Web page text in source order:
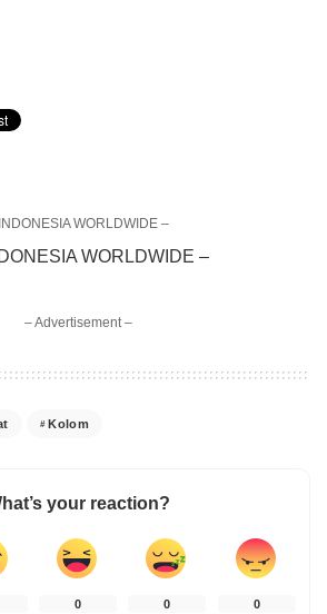
WORLDWIDE –
– Advertisement –
Kolom
your reaction?
0 0 0